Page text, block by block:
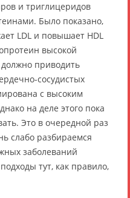
и триглицеридов
Было показано,
LDL и повышает HDL
высокой
должно приводить
сосудистых
с высоким
на деле этого пока
Это в очередной раз
слабо разбираемся
заболеваний
тут, как правило,